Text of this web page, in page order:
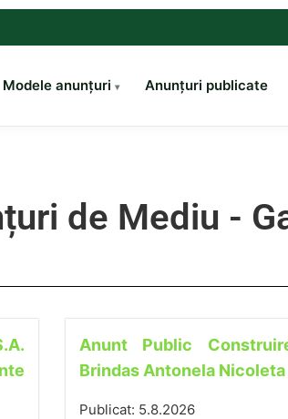
Modele anunțuri Anunțuri publicate
de Mediu -
Anunt Public
Brindas Antonela
Publicat: 5.8.2026